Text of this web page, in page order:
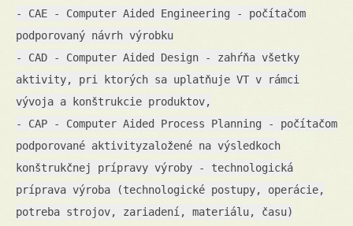
- CAE - Computer Aided Engineering - počítačom
podporovaný návrh výrobku
- CAD - Computer Aided Design - zahŕňa všetky
aktivity, pri ktorých sa uplatňuje VT v rámci
vývoja a konštrukcie produktov,
- CAP - Computer Aided Process Planning - počítačom
podporované aktivityzaložené na výsledkoch
konštrukčnej prípravy výroby - technologická
príprava výroba (technologické postupy, operácie,
potreba strojov, zariadení, materiálu, času)